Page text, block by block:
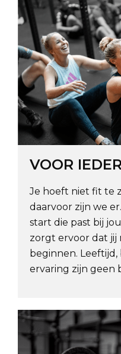
VOOR
Je hoeft niet fit te
daarvoor zijn we
start die past bij
zorgt ervoor dat
beginnen. Leeftijd,
ervaring zijn geen